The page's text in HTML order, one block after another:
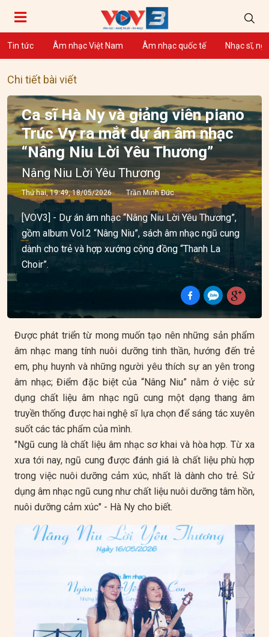
Tin tức Âm nhạc Việt Nam Âm nhạc quốc tế Nhạc sĩ,
Chi tiết bài viết
Ca sĩ Hà Ny và giảng viên piano
Trúc Vy ra mắt dự án âm nhạc
“Nâng Niu Lời Yêu Thương”
Nâng Niu Lời Yêu Thương
Thứ hai, 19:49, 18/05/2026 Trần Minh Đức
[VOV3] - Dự án âm nhạc “Nâng Niu Lời Yêu Thương”,
gồm album Vol.2 “Nâng Niu”, sách âm nhạc ngũ cung
dành cho trẻ và hợp xướng cộng đồng “Thanh La
Choir”.
Được phát triển từ mong muốn tạo nên những sản phẩm
âm nhạc mang tính nuôi dưỡng tinh thần, hướng đến trẻ
em, phụ huynh và những người yêu thích sự an yên trong
âm nhạc; Điểm đặc biệt của “Nâng Niu” nằm ở việc sử
dụng chất liệu âm nhạc ngũ cung một dạng thang âm
truyền thống được hai nghệ sĩ lựa chọn để sáng tác xuyên
suốt các tác phẩm của mình.
"Ngũ cung là chất liệu âm nhạc sơ khai và hòa hợp. Từ xa
xưa tới nay, ngũ cung được đánh giá là chất liệu phù hợp
trong việc nuôi dưỡng cảm xúc, nhất là dành cho trẻ. Sử
dụng âm nhạc ngũ cung như chất liệu nuôi dưỡng tâm hồn,
nuôi dưỡng cảm xúc" - Hà Ny cho biết.